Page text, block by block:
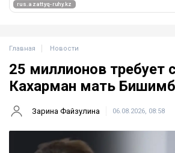
Главная Новости
25 миллионов требует
Кахарман мать
Зарина Файзулина 06.08.2026, 08:58